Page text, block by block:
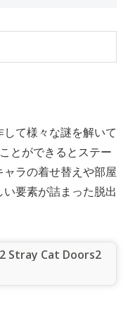
て様々な謎を解いて
とができるとステー
ラの着せ替えや部屋
要素が詰まった脱出
Stray Cat Doors2